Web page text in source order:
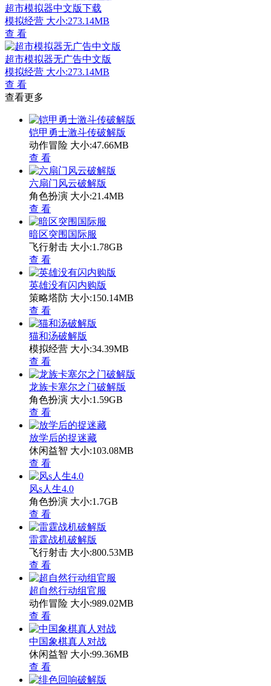
超市模拟器中文版下载
模拟经营 大小:273.14MB
查 看
超市模拟器无广告中文版
模拟经营 大小:273.14MB
查 看
查看更多
铠甲勇士激斗传破解版
动作冒险 大小:47.66MB
查 看
六扇门风云破解版
角色扮演 大小:21.4MB
查 看
暗区突围国际服
飞行射击 大小:1.78GB
查 看
英雄没有闪内购版
策略塔防 大小:150.14MB
查 看
猫和汤破解版
模拟经营 大小:34.39MB
查 看
龙族卡塞尔之门破解版
角色扮演 大小:1.59GB
查 看
放学后的捉迷藏
休闲益智 大小:103.08MB
查 看
风s人生4.0
角色扮演 大小:1.7GB
查 看
雷霆战机破解版
飞行射击 大小:800.53MB
查 看
超自然行动组官服
动作冒险 大小:989.02MB
查 看
中国象棋真人对战
休闲益智 大小:99.36MB
查 看